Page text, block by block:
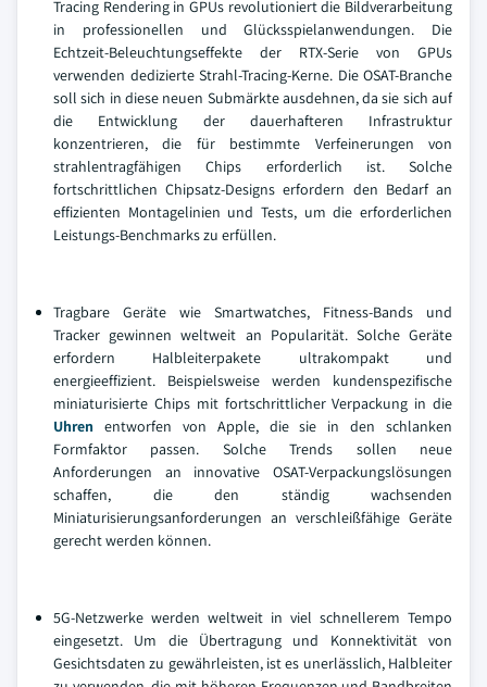
Tracing Rendering in GPUs revolutioniert die Bildverarbeitung
in professionellen und Glücksspielanwendungen. Die
Echtzeit-Beleuchtungseffekte der RTX-Serie von GPUs
verwenden dedizierte Strahl-Tracing-Kerne. Die OSAT-Branche
soll sich in diese neuen Submärkte ausdehnen, da sie sich auf
die Entwicklung der dauerhafteren Infrastruktur
konzentrieren, die für bestimmte Verfeinerungen von
strahlentragfähigen Chips erforderlich ist. Solche
fortschrittlichen Chipsatz-Designs erfordern den Bedarf an
effizienten Montagelinien und Tests, um die erforderlichen
Leistungs-Benchmarks zu erfüllen.
Tragbare Geräte wie Smartwatches, Fitness-Bands und
Tracker gewinnen weltweit an Popularität. Solche Geräte
erfordern Halbleiterpakete ultrakompakt und
energieeffizient. Beispielsweise werden kundenspezifische
miniaturisierte Chips mit fortschrittlicher Verpackung in die
Uhren entworfen von Apple, die sie in den schlanken
Formfaktor passen. Solche Trends sollen neue
Anforderungen an innovative OSAT-Verpackungslösungen
schaffen, die den ständig wachsenden
Miniaturisierungsanforderungen an verschleißfähige Geräte
gerecht werden können.
5G-Netzwerke werden weltweit in viel schnellerem Tempo
eingesetzt. Um die Übertragung und Konnektivität von
Gesichtsdaten zu gewährleisten, ist es unerlässlich, Halbleiter